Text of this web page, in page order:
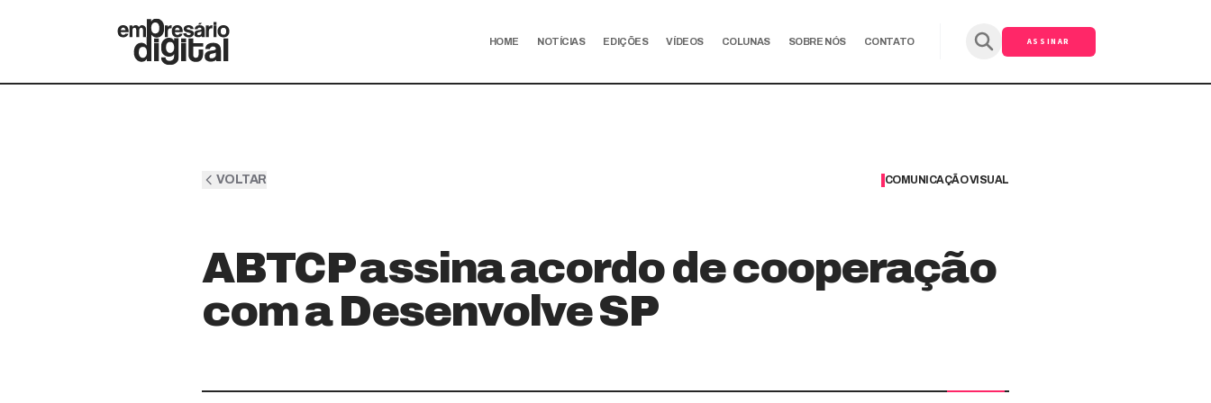
HOME NOTÍCIAS EDIÇÕES VÍDEOS COLUNAS SOBRE NÓS CONTATO ASSINAR
VOLTAR COMUNICAÇÃO VISUAL
ABTCP assina acordo de cooperação
com a Desenvolve SP